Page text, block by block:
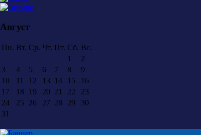
Август
Пн. Вт. Ср. Чт. Пт. Сб. Вс.
1
2
3
4 5 6 7 8
9
10
11 12 13 14 15
16
17
18 19 20 21 22
23
24
25 26 27 28 29
30
31